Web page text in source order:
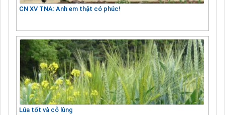
CN XV TNA: Anh em thật có phúc!
Lúa tốt và cỏ lùng